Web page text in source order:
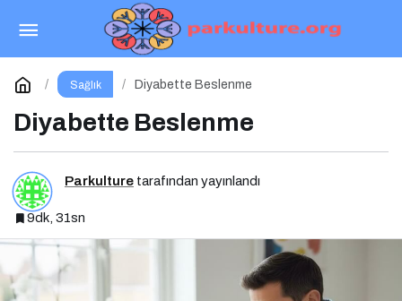
Sağlık Diyabette Beslenme
Diyabette Beslenme
Parkulture tarafından yayınlandı
9dk, 31sn
Hastalıklarda Beslenme
Yorum Yap